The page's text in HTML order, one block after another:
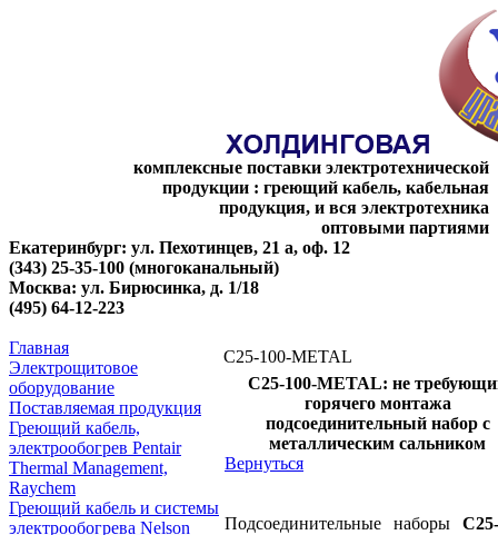
комплексные поставки электротехнической
продукции : греющий кабель, кабельная
продукция, и вся электротехника
оптовыми партиями
Екатеринбург: ул. Пехотинцев, 21 а, оф. 12
(343) 25-35-100 (многоканальный)
Москва: ул. Бирюсинка, д. 1/18
(495) 64-12-223
Главная
Электрощитовое
оборудование
Поставляемая продукция
Греющий кабель,
электрообогрев Pentair
Thermal Management,
Raychem
Греющий кабель и системы
электрообогрева Nelson
C25-100-METAL
C25-100-METAL: не
горячего монтажа
подсоединительный набор с
металлическим сальником
Вернуться
Подсоединительные наборы